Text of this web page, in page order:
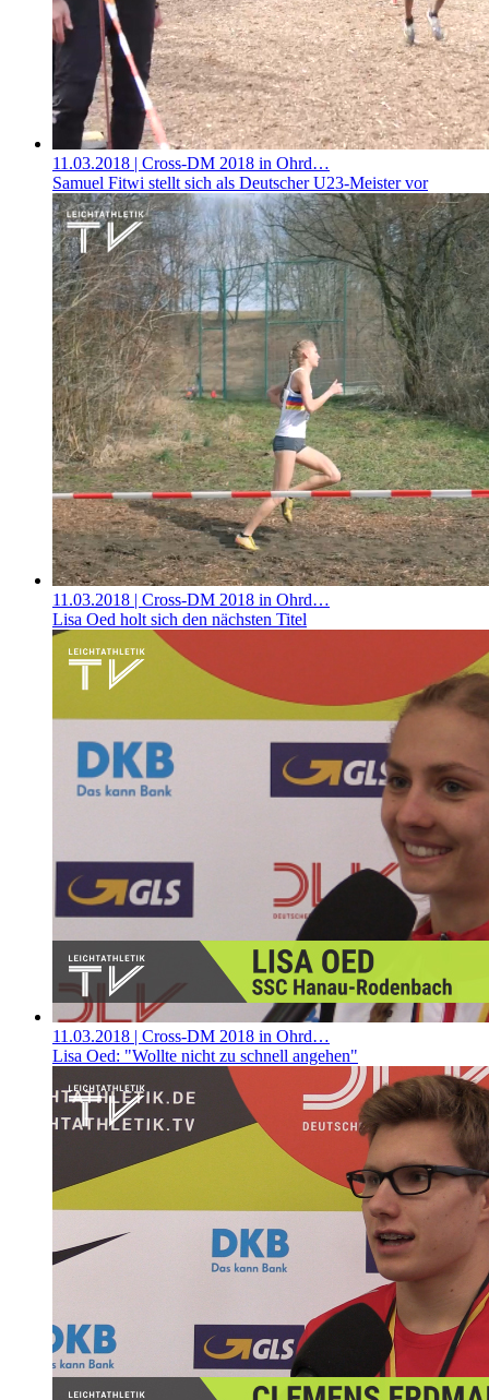
11.03.2018 | Cross-DM 2018 in Ohrd…
Samuel Fitwi stellt sich als Deutscher U23-Meister vor
11.03.2018 | Cross-DM 2018 in Ohrd…
Lisa Oed holt sich den nächsten Titel
11.03.2018 | Cross-DM 2018 in Ohrd…
Lisa Oed: "Wollte nicht zu schnell angehen"